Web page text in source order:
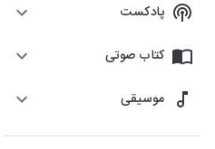
پادکست
کتاب صوتی
موسیقی